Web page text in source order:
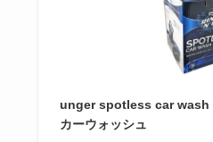
unger spotless car wash
カーウォッシュ